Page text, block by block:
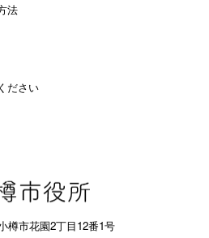
法
ださい
樽市花園2丁目12番1号